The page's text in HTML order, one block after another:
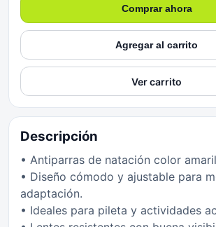
Comprar ahora
Agregar al carrito
Ver carrito
Descripción
• Antiparras de natación color
• Diseño cómodo y ajustable para
adaptación.
• Ideales para pileta y actividades